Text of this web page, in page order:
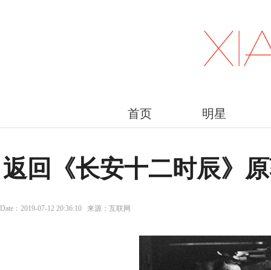
首页 明星
返回《长安十二时辰》
Date：2019-07-12 20:36:10 来源：互联网